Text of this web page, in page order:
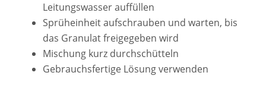
Leitungswasser auffüllen
Sprüheinheit aufschrauben und warten, bis
das Granulat freigegeben wird
Mischung kurz durchschütteln
Gebrauchsfertige Lösung verwenden